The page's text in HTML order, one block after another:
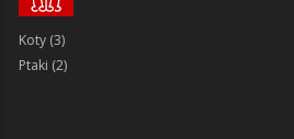
Koty (3)
Ptaki (2)